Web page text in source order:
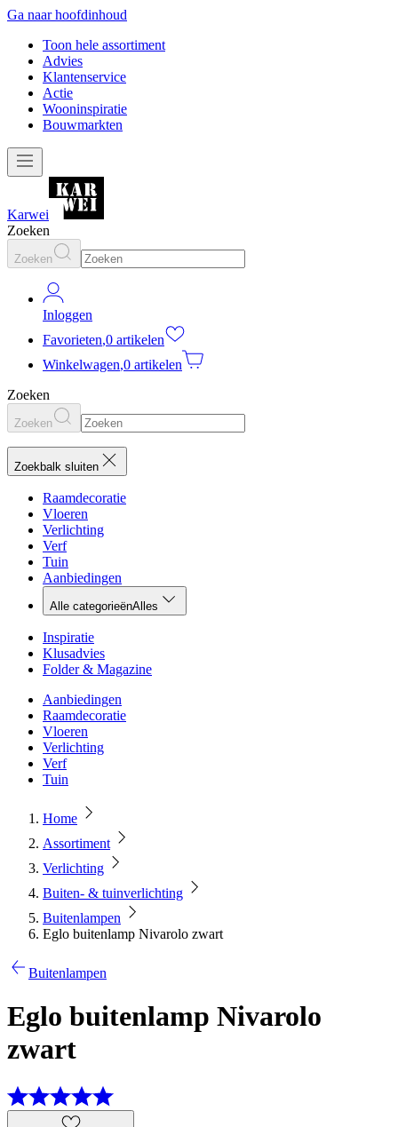
Ga naar hoofdinhoud
Toon hele assortiment
Advies
Klantenservice
Actie
Wooninspiratie
Bouwmarkten
Karwei
Zoeken
Zoeken
Inloggen
Favorieten,0 artikelen
Winkelwagen,0 artikelen
Zoeken
Zoeken
Zoekbalk sluiten
Raamdecoratie
Vloeren
Verlichting
Verf
Tuin
Aanbiedingen
Alle categorieënAlles
Inspiratie
Klusadvies
Folder & Magazine
Aanbiedingen
Raamdecoratie
Vloeren
Verlichting
Verf
Tuin
Home
Assortiment
Verlichting
Buiten- & tuinverlichting
Buitenlampen
Eglo buitenlamp Nivarolo zwart
Buitenlampen
Eglo buitenlamp Nivarolo
zwart